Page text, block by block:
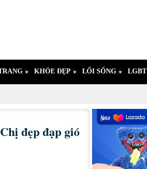
KHỎE ĐẸP LỐI SỐNG LGBT
đẹp đạp gió